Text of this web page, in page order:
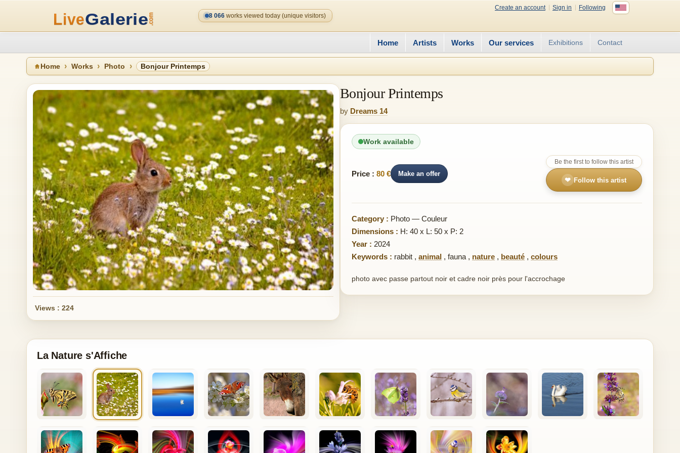
Create an account Sign in
Following
8 066 works viewed today (unique visitors)
Home Artists Works Our services Exhibitions Contact
Home Works Photo Bonjour Printemps
Views : 224
Bonjour Printemps
by Dreams 14
Work available
Price : 80 € Make an offer
Be the first to follow this artist
❤ Follow this artist
Category : Photo — Couleur
Dimensions : H: 40 x L: 50 x P: 2
Year : 2024
Keywords : rabbit , animal , fauna , nature , beauté , colours
photo avec passe partout noir et cadre noir près pour l'accrochage
La Nature s'Affiche